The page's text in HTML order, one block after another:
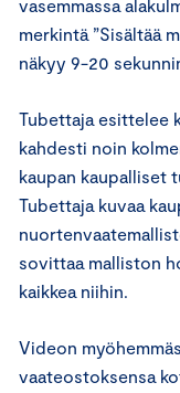
vasemmassa
merkintä ”Sisältää
näkyy 9-20
Tubettaja esittelee
kahdesti noin
kaupan kaupalliset
Tubettaja kuvaa
sovittaa malliston
kaikkea niihin.
Videon
vaateostoksensa